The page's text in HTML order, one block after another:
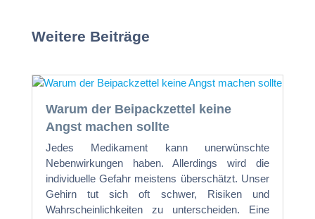
Weitere Beiträge
Warum der Beipackzettel keine
Angst machen sollte
Jedes Medikament kann unerwünschte
Nebenwirkungen haben. Allerdings wird die
individuelle Gefahr meistens überschätzt. Unser
Gehirn tut sich oft schwer, Risiken und
Wahrscheinlichkeiten zu unterscheiden. Eine